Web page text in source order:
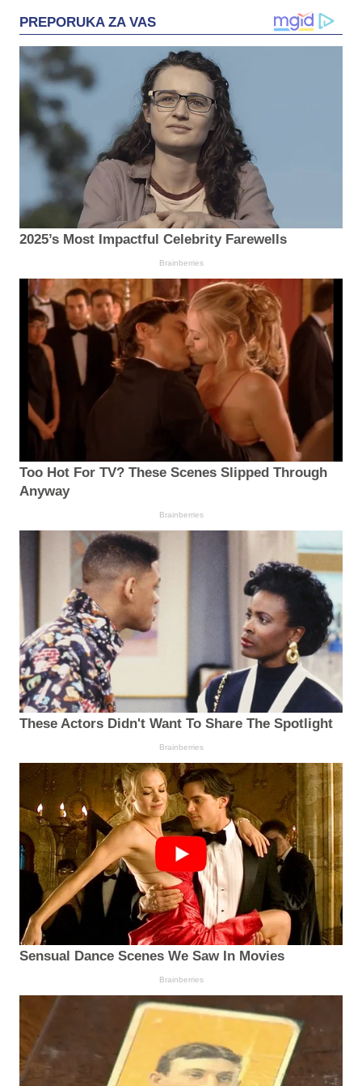
PREPORUKA ZA VAS
2025’s Most Impactful Celebrity Farewells
Brainberries
Too Hot For TV? These Scenes Slipped Through
Anyway
Brainberries
These Actors Didn't Want To Share The Spotlight
Brainberries
Sensual Dance Scenes We Saw In Movies
Brainberries